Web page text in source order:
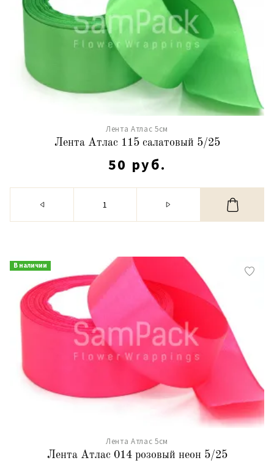
Лента Атлас 5см
Лента Атлас 115 салатовый 5/25
50 руб.
В наличии
Лента Атлас 5см
Лента Атлас 014 розовый неон 5/25